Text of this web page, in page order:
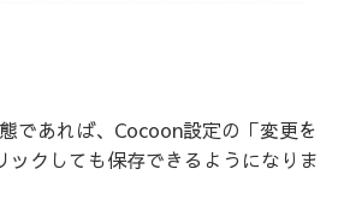
であれば、Cocoon設定の「変更を
ックしても保存できるようになりま